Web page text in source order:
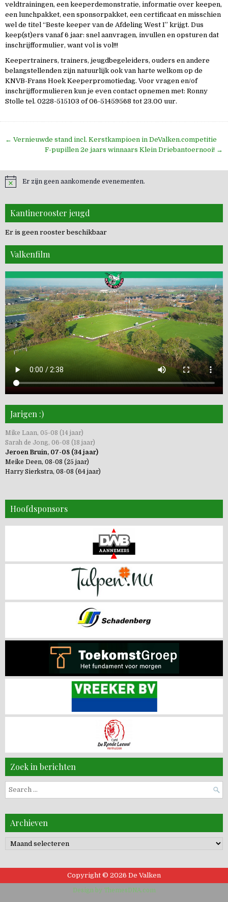
veldtrainingen, een keeperdemonstratie, informatie over keepen,
een lunchpakket, een sponsorpakket, een certificaat en misschien
wel de titel “Beste keeper van de Afdeling West I” krijgt. Dus
keep(st)ers vanaf 6 jaar: snel aanvragen, invullen en opsturen dat
inschrijfformulier, want vol is vol!!!
Keepertrainers, trainers, jeugdbegeleiders, ouders en andere
belangstellenden zijn natuurlijk ook van harte welkom op de
KNVB-Frans Hoek Keeperpromotiedag. Voor vragen en/of
inschrijfformulieren kun je even contact opnemen met: Ronny
Stolle tel. 0228-515103 of 06-51459568 tot 23.00 uur.
Bericht
navigatie
← Vernieuwde stand incl. Kerstkampioen in DeValken.competitie
F-pupillen 2e jaars winnaars Klein Driebantoernooi! →
Er zijn geen aankomende evenementen.
Kantinerooster jeugd
Er is geen rooster beschikbaar
Valkenfilm
Jarigen :)
Mike Laan, 05-08 (14 jaar)
Sarah de Jong, 06-08 (18 jaar)
Jeroen Bruin, 07-08 (34 jaar)
Meike Deen, 08-08 (25 jaar)
Harry Sierkstra, 08-08 (64 jaar)
Hoofdsponsors
Zoek in berichten
Search
for:
Archieven
Archieven
Copyright © 2026 De Valken
Design by ThemesDNA.com